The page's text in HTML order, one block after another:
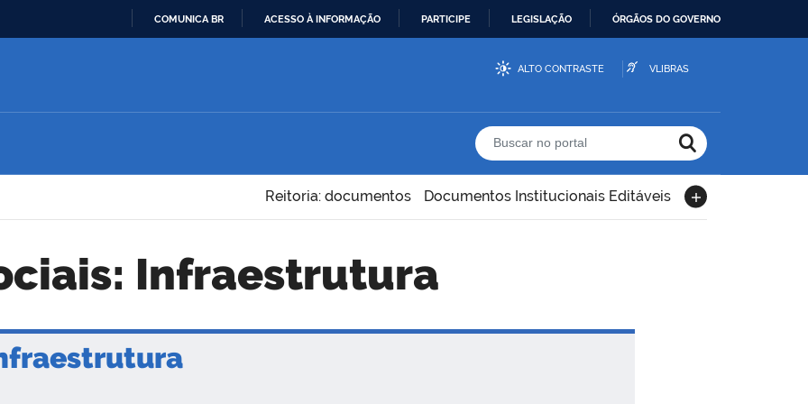
CONTEÚDO
COMUNICA BR ACESSO À INFORMAÇÃO PARTICIPE LEGISLAÇÃO ÓRGÃOS DO GOVERNO
ALTO CONTRASTE VLIBRAS
Buscar no portal
Reitoria: documentos Documentos Institucionais Editáveis
Infraestrutura